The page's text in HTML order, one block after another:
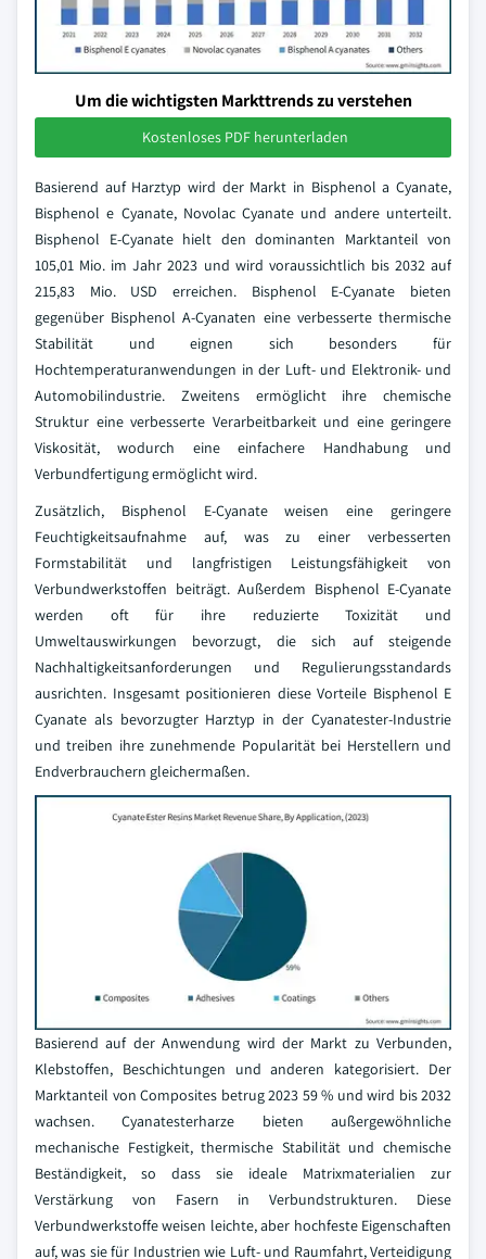
Um die wichtigsten Markttrends zu verstehen
Kostenloses PDF herunterladen
Basierend auf Harztyp wird der Markt in Bisphenol a Cyanate,
Bisphenol e Cyanate, Novolac Cyanate und andere unterteilt.
Bisphenol E-Cyanate hielt den dominanten Marktanteil von
105,01 Mio. im Jahr 2023 und wird voraussichtlich bis 2032 auf
215,83 Mio. USD erreichen. Bisphenol E-Cyanate bieten
gegenüber Bisphenol A-Cyanaten eine verbesserte thermische
Stabilität und eignen sich besonders für
Hochtemperaturanwendungen in der Luft- und Elektronik- und
Automobilindustrie. Zweitens ermöglicht ihre chemische
Struktur eine verbesserte Verarbeitbarkeit und eine geringere
Viskosität, wodurch eine einfachere Handhabung und
Verbundfertigung ermöglicht wird.
Zusätzlich, Bisphenol E-Cyanate weisen eine geringere
Feuchtigkeitsaufnahme auf, was zu einer verbesserten
Formstabilität und langfristigen Leistungsfähigkeit von
Verbundwerkstoffen beiträgt. Außerdem Bisphenol E-Cyanate
werden oft für ihre reduzierte Toxizität und
Umweltauswirkungen bevorzugt, die sich auf steigende
Nachhaltigkeitsanforderungen und Regulierungsstandards
ausrichten. Insgesamt positionieren diese Vorteile Bisphenol E
Cyanate als bevorzugter Harztyp in der Cyanatester-Industrie
und treiben ihre zunehmende Popularität bei Herstellern und
Endverbrauchern gleichermaßen.
Basierend auf der Anwendung wird der Markt zu Verbunden,
Klebstoffen, Beschichtungen und anderen kategorisiert. Der
Marktanteil von Composites betrug 2023 59 % und wird bis 2032
wachsen. Cyanatesterharze bieten außergewöhnliche
mechanische Festigkeit, thermische Stabilität und chemische
Beständigkeit, so dass sie ideale Matrixmaterialien zur
Verstärkung von Fasern in Verbundstrukturen. Diese
Verbundwerkstoffe weisen leichte, aber hochfeste Eigenschaften
auf, was sie für Industrien wie Luft- und Raumfahrt, Verteidigung